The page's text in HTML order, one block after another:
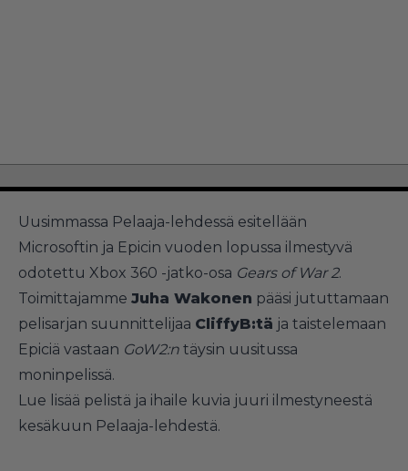
Uusimmassa Pelaaja-lehdessä esitellään
Microsoftin ja Epicin vuoden lopussa ilmestyvä
odotettu Xbox 360 -jatko-osa Gears of War 2.
Toimittajamme Juha Wakonen pääsi jututtamaan
pelisarjan suunnittelijaa CliffyB:tä ja taistelemaan
Epiciä vastaan GoW2:n täysin uusitussa
moninpelissä.
Lue lisää pelistä ja ihaile kuvia juuri ilmestyneestä
kesäkuun Pelaaja-lehdestä.